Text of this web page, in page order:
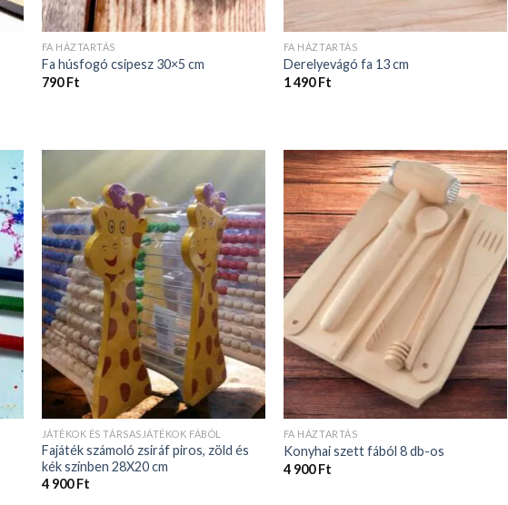
FA HÁZTARTÁS
Fa húsfogó csipesz 30×5 cm
790Ft
FA HÁZTARTÁS
Derelyevágó fa 13 cm
1 490Ft
JÁTÉKOK ÉS TÁRSASJÁTÉKOK FÁBÓL
Fajáték számoló zsiráf piros, zöld és
kék színben 28X20 cm
4 900Ft
FA HÁZTARTÁS
Konyhai szett fából 8 db-os
4 900Ft